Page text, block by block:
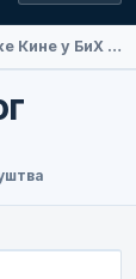
Амбасадорка Народне Републике Кине у БиХ Ли Фан посјетила Добој